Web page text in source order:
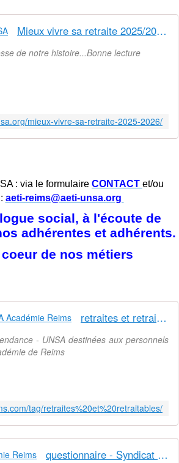
S
i
d
b
r
Mieux vivre sa retraite 2025/2026 - A&I UNSA
de notre histoire...Bonne lecture
mieux-vivre-sa-retraite-2025-2026/
: via le formulaire CONTACT et/ou
aeti-reims@aeti-unsa.org
social, à l'écoute de
adhérentes et adhérents.
de nos métiers
retraites et retraitables - Syndicat AetI-UNSA Académie Reims
- UNSA destinées aux personnels
de Reims
tag/retraites%20et%20retraitables/
questionnaire - Syndicat AetI-UNSA Académie Reims